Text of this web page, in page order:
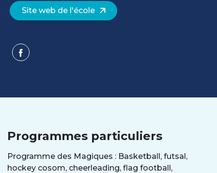
Site web de l'école
Programmes particuliers
Programme des Magiques : Basketball, futsal,
hockey cosom, cheerleading, flag football,